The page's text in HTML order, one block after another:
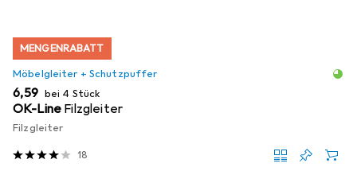
MENGENRABATT
Möbelgleiter + Schutzpuffer
EUR
6,59 bei 4 Stück
OK-Line Filzgleiter
Filzgleiter
18